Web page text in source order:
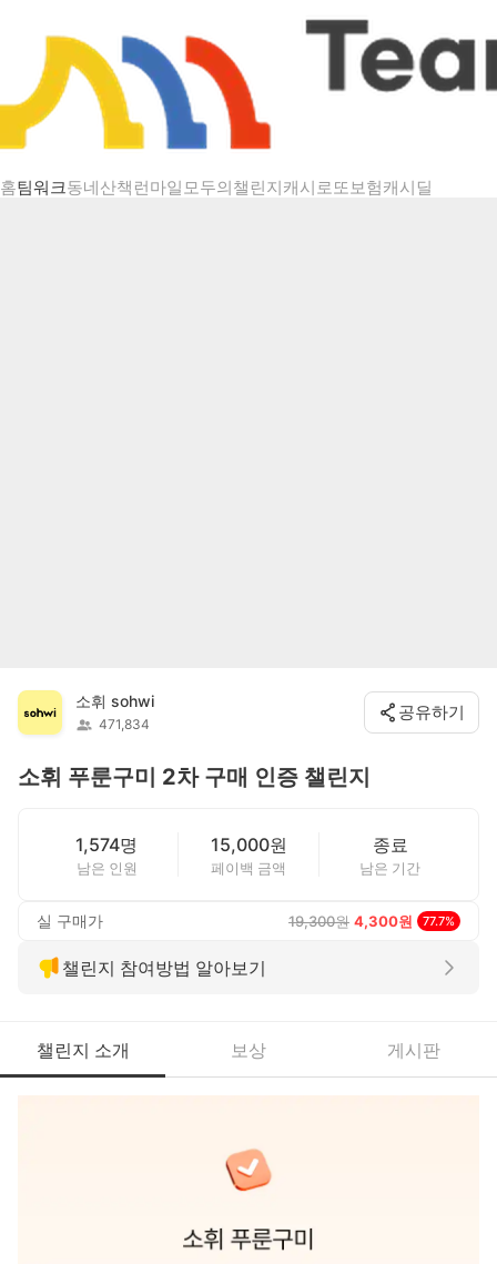
홈팀워크동네산책 런마일모두의챌린지캐시로또보험캐시딜
챌린지 상세
소휘 sohwi
471,834
공유하기
소휘 푸룬구미 2차 구매 인증 챌린지
1,574명
남은 인원
15,000원
페이백 금액
종료
남은 기간
실 구매가 19,300원 4,300원 77.7%
챌린지 참여방법 알아보기
챌린지 소개 보상 게시판